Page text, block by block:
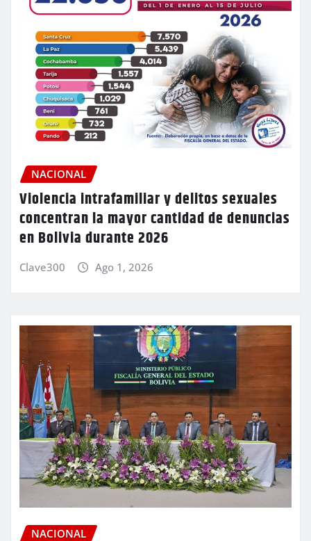
NACIONAL
Violencia intrafamiliar y delitos sexuales
concentran la mayor cantidad de denuncias
en Bolivia durante 2026
Clave300 Ago 1, 2026
NACIONAL